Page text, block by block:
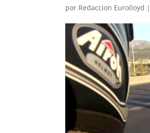
por Redaccion Eurolloyd